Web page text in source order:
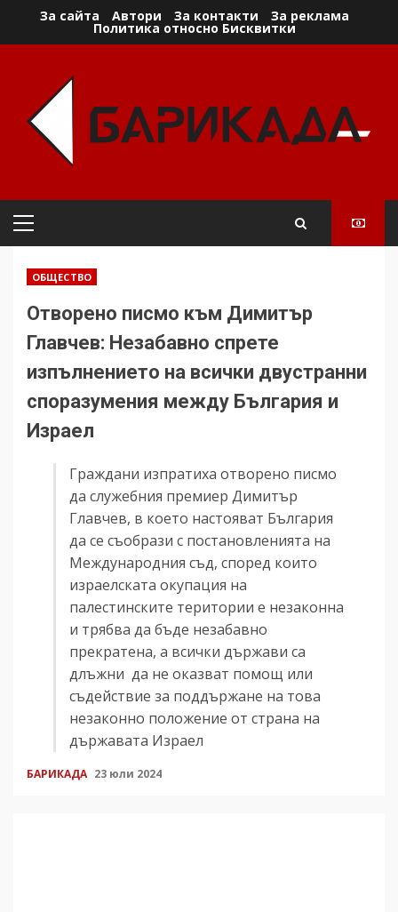
За сайта Автори За контакти За реклама
Политика относно Бисквитки
Primary
ОБЩЕСТВО
Отворено писмо към Димитър
Главчев: Незабавно спрете
изпълнението на всички двустранни
споразумения между България и
Израел
Граждани изпратиха отворено писмо
да служебния премиер Димитър
Главчев, в което настояват България
да се съобрази с постановленията на
Международния съд, според които
израелската окупация на
палестинските територии е незаконна
и трябва да бъде незабавно
прекратена, а всички държави са
длъжни да не оказват помощ или
съдействие за поддържане на това
незаконно положение от страна на
държавата Израел
БАРИКАДА 23 юли 2024